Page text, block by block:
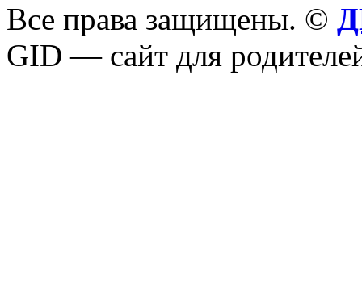
Все права защищены. ©
GID — сайт для